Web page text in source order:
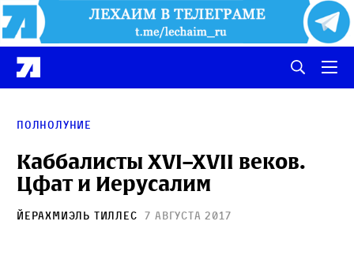
полнолуние
Каббалисты XVI–XVII веков.
Цфат и Иерусалим
Йерахмиэль Тиллес 7 августа 2017